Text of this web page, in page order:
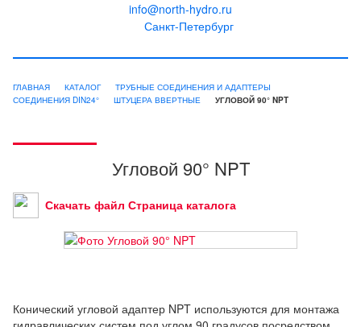
info@north-hydro.ru
Санкт-Петербург
ГЛАВНАЯ КАТАЛОГ
ТРУБНЫЕ СОЕДИНЕНИЯ И АДАПТЕРЫ
СОЕДИНЕНИЯ DIN24°
ШТУЦЕРА ВВЕРТНЫЕ УГЛОВОЙ 90° NPT
Угловой 90° NPT
Скачать файл Страница каталога
Конический угловой адаптер NPT используются для монтажа